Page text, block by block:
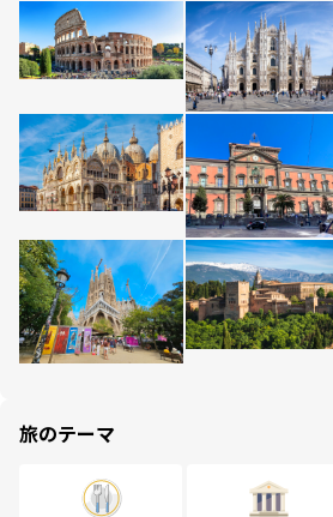
旅のテーマ